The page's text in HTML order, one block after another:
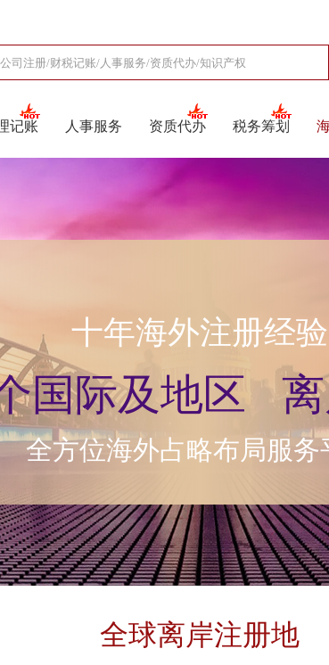
记账 人事服务 资质代办 税务筹划
十年海外注册经验
国际及地区
全方位海外占略布局服务
全球离岸注册地